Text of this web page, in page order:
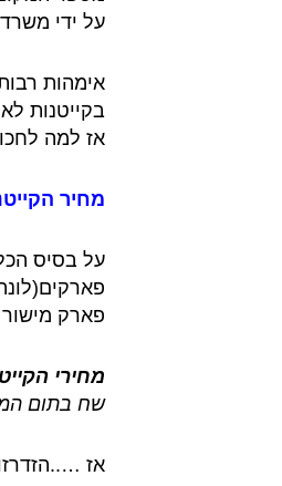
על ידי
אימהות
בקייטנות
אז למה
מחיר
על בסיס
פארק מישור
מחירי
שח בתום
אז